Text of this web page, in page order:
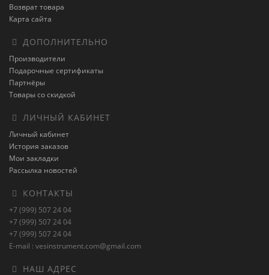
Возврат товара
Карта сайта
ДОПОЛНИТЕЛЬНО
Производители
Подарочные сертификаты
Партнёры
Товары со скидкой
ЛИЧНЫЙ КАБИНЕТ
Личный кабинет
История заказов
Мои закладки
Рассылка новостей
КОНТАКТЫ
+7 (999) 507 24 04
+7 (999) 507 24 04
+7 (999) 507 24 04
E-mail : vesinstrument.com@gmail.com
НАШ АДРЕС